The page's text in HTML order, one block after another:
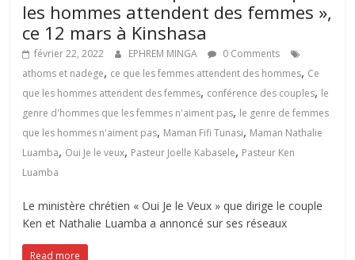
les hommes attendent des femmes »,
ce 12 mars à Kinshasa
février 22, 2022 EPHREM MINGA
0 Comments
athoms et nadege, ce que les femmes attendent des hommes, Ce
que les hommes attendent des femmes, conférence des couples, le
genre d'hommes que les femmes n'aiment pas, le genre de femmes
que les hommes n'aiment pas, Maman Fifi Tunasi, Maman Nathalie
Luamba, Oui Je le veux, Pasteur Joelle Kabasele, Pasteur Ken
Luamba
Le ministère chrétien « Oui Je le Veux » que dirige le couple
Ken et Nathalie Luamba a annoncé sur ses réseaux
Read more